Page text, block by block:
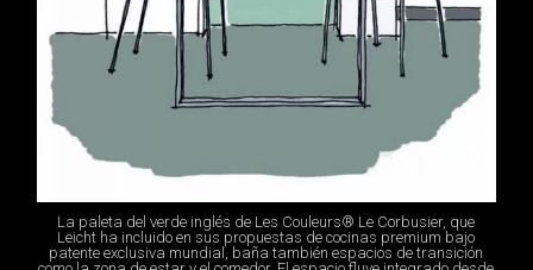
La paleta del verde inglés de Les Couleurs® Le Corbusier, que
Leicht ha incluido en sus propuestas de cocinas premium bajo
patente exclusiva mundial, baña también espacios de transición